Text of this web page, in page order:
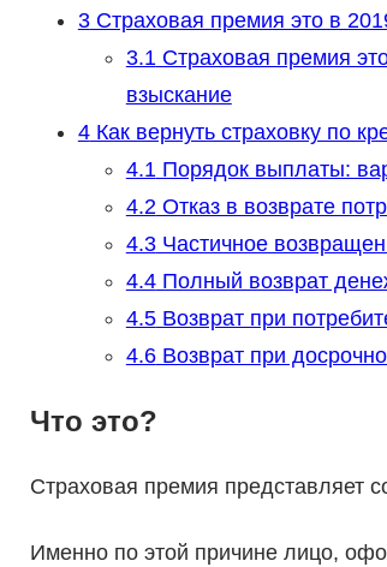
3Страховая премия это в
3.1Страховая премия
взыскание
4Как вернуть страховку по
4.1Порядок выплаты:
4.2Отказ в возврате
4.3Частичное
4.4Полный возврат
4.5Возврат при
4.6Возврат при
Что это?
Страховая премия представляет
Именно по этой причине лицо,